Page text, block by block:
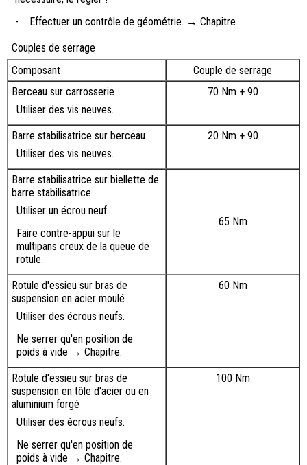
-
Effectuer un contrôle de géométrie. → Chapitre
Couples de serrage
Composant
Couple de serrage
Berceau sur carrosserie
‎Utiliser des vis neuves.
70 Nm + 90
Barre stabilisatrice sur berceau
‎Utiliser des vis neuves.
20 Nm + 90
Barre stabilisatrice sur biellette de
barre stabilisatrice
Utiliser un écrou neuf
Faire contre-appui sur le
multipans creux de la queue de
rotule.
65 Nm
Rotule d'essieu sur bras de
suspension en acier moulé
Utiliser des écrous neufs.
Ne serrer qu'en position de
poids à vide → Chapitre.
60 Nm
Rotule d'essieu sur bras de
suspension en tôle d'acier ou en
aluminium forgé
Utiliser des écrous neufs.
Ne serrer qu'en position de
poids à vide → Chapitre.
100 Nm